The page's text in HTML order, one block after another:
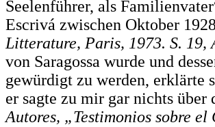
Seelenführer, als
Escrivá zwischen Oktober
Litterature, Paris, 1973. S. 19,
von Saragossa wurde und
gewürdigt zu werden, erklärte
er sagte zu mir gar nichts über
Autores, „Testimonios sobre